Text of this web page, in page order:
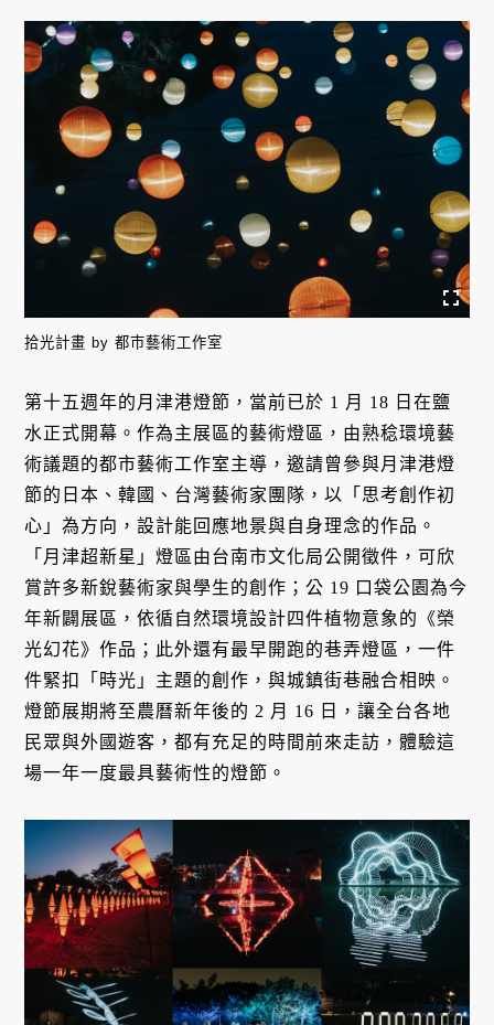
拾光計畫 by 都市藝術工作室
第十五週年的月津港燈節，當前已於 1 月 18 日在鹽
水正式開幕。作為主展區的藝術燈區，由熟稔環境藝
術議題的都市藝術工作室主導，邀請曾參與月津港燈
節的日本、韓國、台灣藝術家團隊，以「思考創作初
心」為方向，設計能回應地景與自身理念的作品。
「月津超新星」燈區由台南市文化局公開徵件，可欣
賞許多新銳藝術家與學生的創作；公 19 口袋公園為今
年新闢展區，依循自然環境設計四件植物意象的《榮
光幻花》作品；此外還有最早開跑的巷弄燈區，一件
件緊扣「時光」主題的創作，與城鎮街巷融合相映。
燈節展期將至農曆新年後的 2 月 16 日，讓全台各地
民眾與外國遊客，都有充足的時間前來走訪，體驗這
場一年一度最具藝術性的燈節。